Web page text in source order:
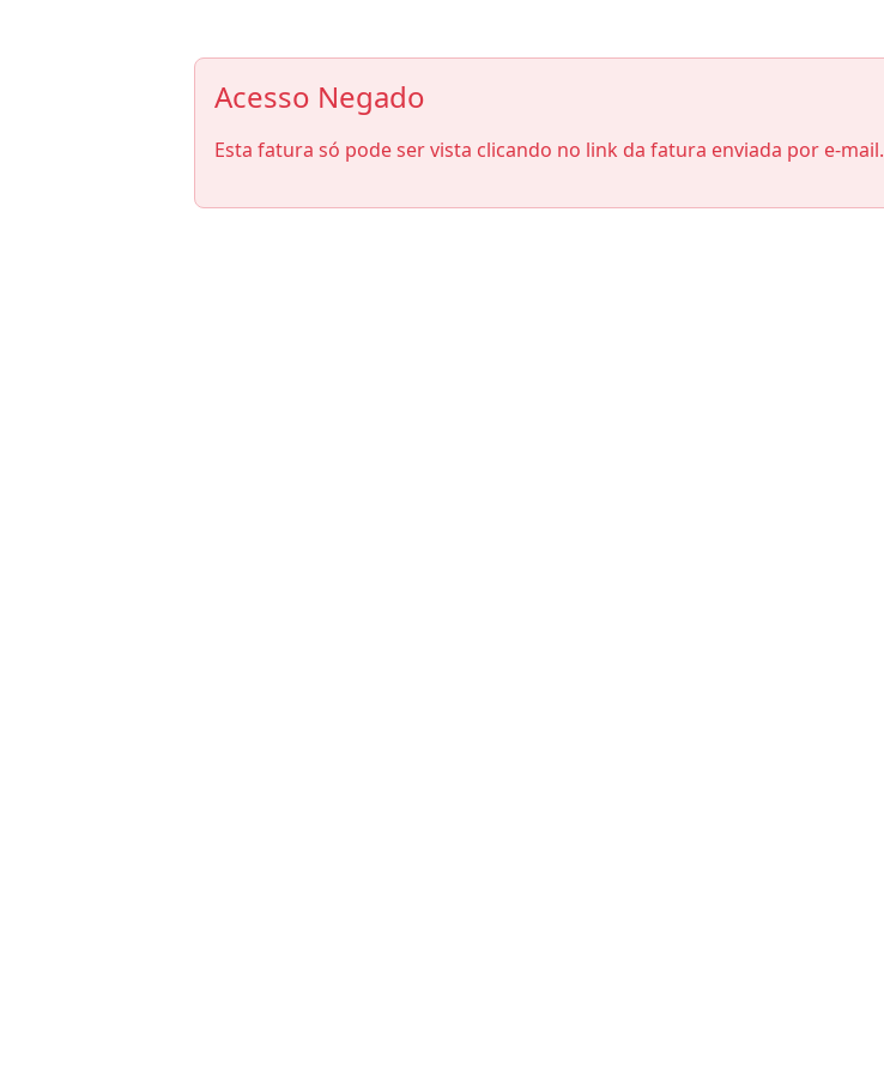
Acesso Negado
Esta fatura só pode ser vista clicando no link da fatura enviada por e-mail.